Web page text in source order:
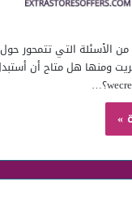
من الأسئلة التي تتمحور
ومنها هل متاح أن
»